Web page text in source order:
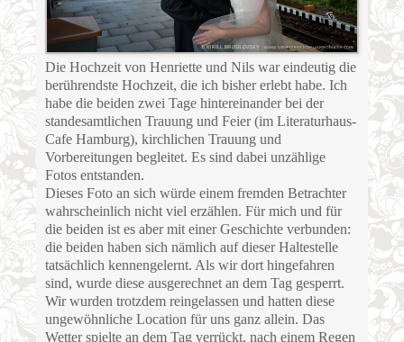
Die Hochzeit von Henriette und Nils war eindeutig die
berührendste Hochzeit, die ich bisher erlebt habe. Ich
habe die beiden zwei Tage hintereinander bei der
standesamtlichen Trauung und Feier (im Literaturhaus-
Cafe Hamburg), kirchlichen Trauung und
Vorbereitungen begleitet. Es sind dabei unzählige
Fotos entstanden.
Dieses Foto an sich würde einem fremden Betrachter
wahrscheinlich nicht viel erzählen. Für mich und für
die beiden ist es aber mit einer Geschichte verbunden:
die beiden haben sich nämlich auf dieser Haltestelle
tatsächlich kennengelernt. Als wir dort hingefahren
sind, wurde diese ausgerechnet an dem Tag gesperrt.
Wir wurden trotzdem reingelassen und hatten diese
ungewöhnliche Location für uns ganz allein. Das
Wetter spielte an dem Tag verrückt, nach einem Regen